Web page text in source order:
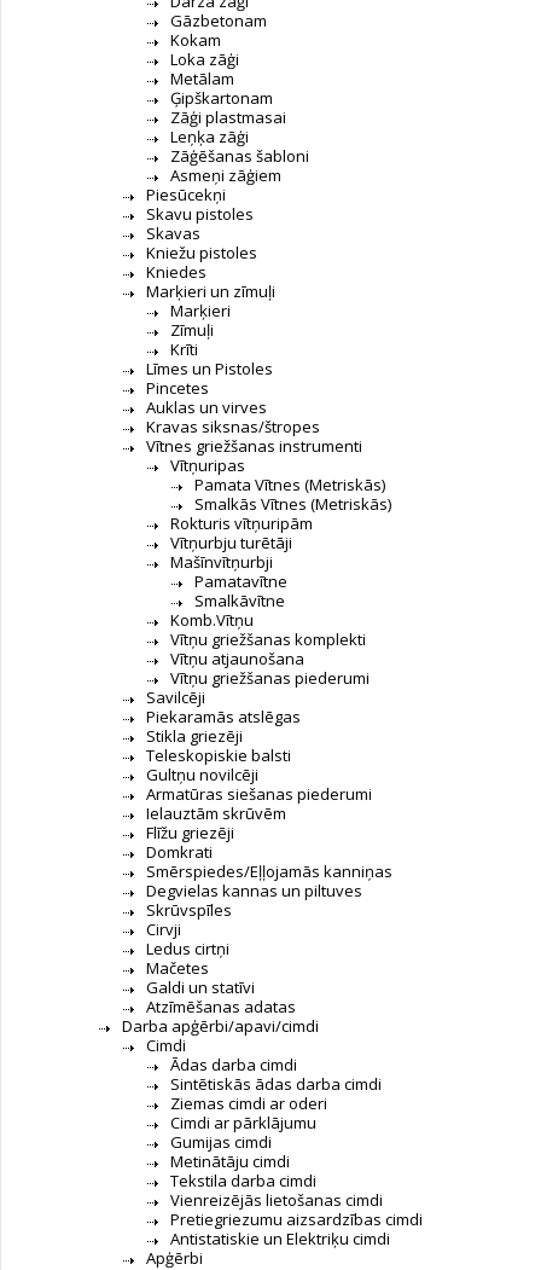
Gāzbetonam
Kokam
Loka zāģi
Metālam
Ģipškartonam
Zāģi plastmasai
Leņķa zāģi
Zāģēšanas šabloni
Asmeņi zāģiem
Piesūcekņi
Skavu pistoles
Skavas
Kniežu pistoles
Kniedes
Marķieri un zīmuļi
Marķieri
Zīmuļi
Krīti
Līmes un Pistoles
Pincetes
Auklas un virves
Kravas siksnas/štropes
Vītnes griežšanas instrumenti
Vītņuripas
Pamata Vītnes (Metriskās)
Smalkās Vītnes (Metriskās)
Rokturis vītņuripām
Vītņurbju turētāji
Mašīnvītņurbji
Pamatavītne
Smalkāvītne
Komb.Vītņu
Vītņu griežšanas komplekti
Vītņu atjaunošana
Vītņu griežšanas piederumi
Savilcēji
Piekaramās atslēgas
Stikla griezēji
Teleskopiskie balsti
Gultņu novilcēji
Armatūras siešanas piederumi
Ielauztām skrūvēm
Flīžu griezēji
Domkrati
Smērspiedes/Eļļojamās kanniņas
Degvielas kannas un piltuves
Skrūvspīles
Cirvji
Ledus cirtņi
Mačetes
Galdi un statīvi
Atzīmēšanas adatas
Darba apģērbi/apavi/cimdi
Cimdi
Ādas darba cimdi
Sintētiskās ādas darba cimdi
Ziemas cimdi ar oderi
Cimdi ar pārklājumu
Gumijas cimdi
Metinātāju cimdi
Tekstila darba cimdi
Vienreizējās lietošanas cimdi
Pretiegriezumu aizsardzības cimdi
Antistatiskie un Elektriķu cimdi
Apģērbi